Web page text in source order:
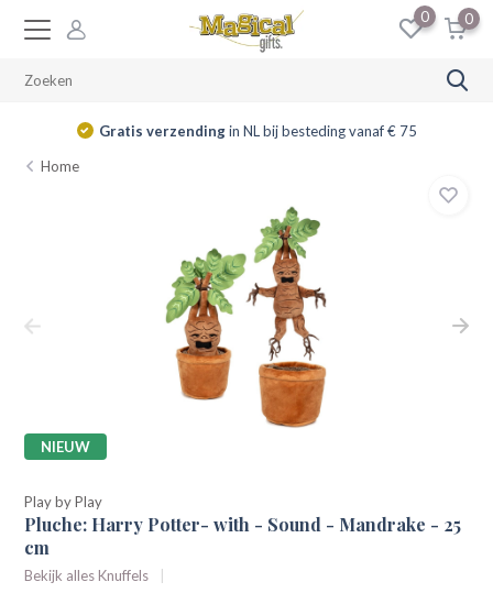
0 0
Gratis verzendingin NL bij besteding vanaf € 75
Home
NIEUW
Play by Play
Pluche: Harry Potter- with - Sound - Mandrake - 25
cm
Bekijk alles Knuffels